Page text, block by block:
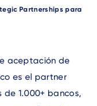
Partnerships para
aceptación de
es el partner
1.000+ bancos,